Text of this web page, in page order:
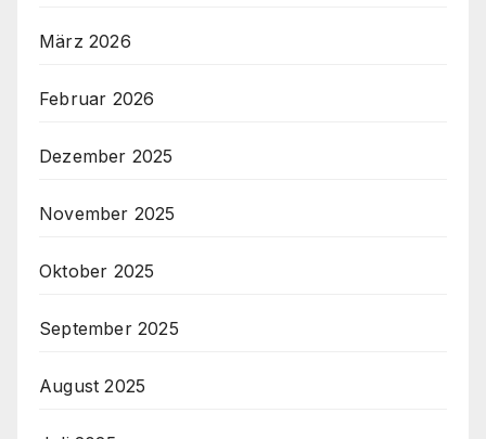
März 2026
Februar 2026
Dezember 2025
November 2025
Oktober 2025
September 2025
August 2025